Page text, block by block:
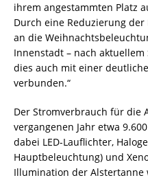
ihrem angestammten Platz
Durch eine Reduzierung
an die
Innenstadt – nach
dies auch mit einer
verbunden.“
Der Stromverbrauch für die
vergangenen Jahr etwa
dabei LED-Lauflichter,
Hauptbeleuchtung) und
Illumination der Alstertanne